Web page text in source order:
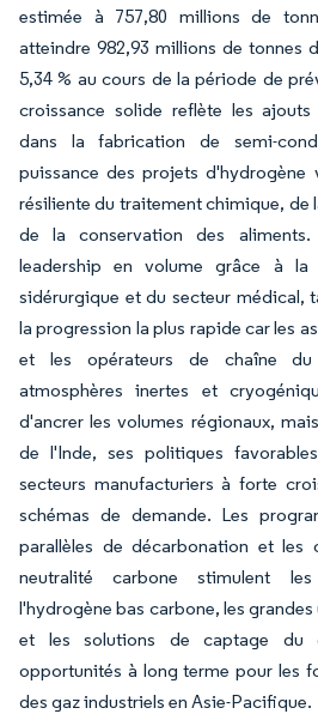
estimée à 757,80 millions de
atteindre 982,93 millions de tonnes
5,34 % au cours de la période de
croissance solide reflète les
dans la fabrication de semi-
puissance des projets
résiliente du traitement chimique, de
de la conservation des aliments.
leadership en volume grâce à la
sidérurgique et du secteur médical,
la progression la plus rapide car les
et les opérateurs de chaîne
atmosphères inertes et
d'ancrer les volumes régionaux,
de l'Inde, ses politiques
secteurs manufacturiers à forte
schémas de demande. Les
parallèles de décarbonation et les
neutralité carbone stimulent les
l'hydrogène bas carbone, les
et les solutions de captage du
opportunités à long terme pour les
des gaz industriels en Asie-Pacifique.